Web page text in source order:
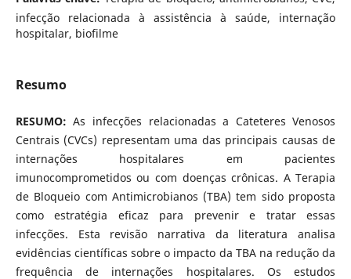
infecção relacionada à assistência à saúde, internação
hospitalar, biofilme
Resumo
RESUMO:As infecções relacionadas a Cateteres Venosos
Centrais (CVCs) representam uma das principais causas de
internações hospitalares em pacientes
imunocomprometidos ou com doenças crônicas. A Terapia
de Bloqueio com Antimicrobianos (TBA) tem sido proposta
como estratégia eficaz para prevenir e tratar essas
infecções. Esta revisão narrativa da literatura analisa
evidências científicas sobre o impacto da TBA na redução da
frequência de internações hospitalares. Os estudos